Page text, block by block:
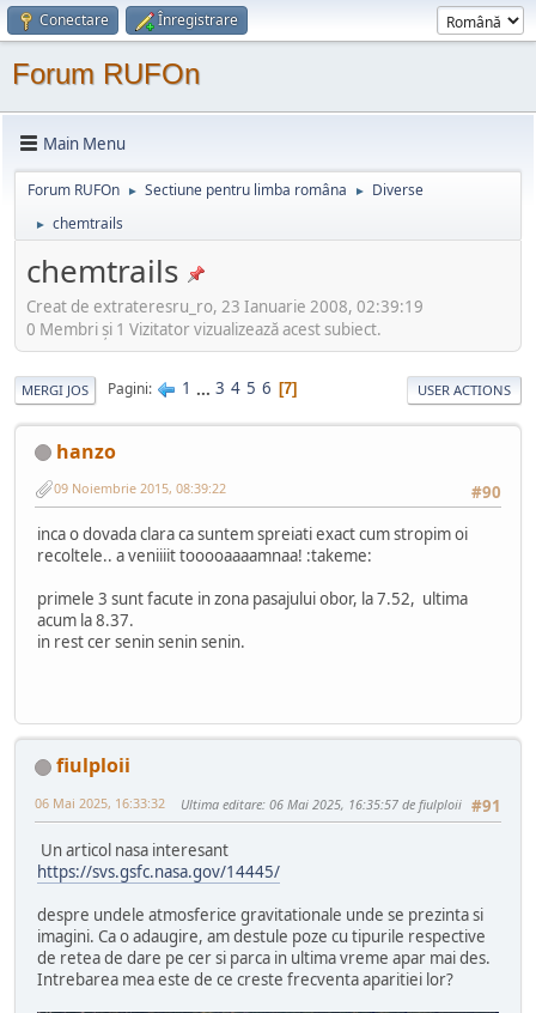
Conectare Înregistrare
Forum RUFOn
Main Menu
Forum RUFOn ► Sectiune pentru limba româna ► Diverse
► chemtrails
chemtrails
Creat de extrateresru_ro, 23 Ianuarie 2008, 02:39:19
0 Membri şi 1 Vizitator vizualizează acest subiect.
MERGI JOS Pagini 1 ... 3 4 5 6 7 USER ACTIONS
hanzo
#90
09 Noiembrie 2015, 08:39:22
inca o dovada clara ca suntem spreiati exact cum stropim oi
recoltele.. a veniiiit tooooaaaamnaa! :takeme:
primele 3 sunt facute in zona pasajului obor, la 7.52, ultima
acum la 8.37.
in rest cer senin senin senin.
fiulploii
#91
06 Mai 2025, 16:33:32 Ultima editare: 06 Mai 2025, 16:35:57 de fiulploii
Un articol nasa interesant
https://svs.gsfc.nasa.gov/14445/
despre undele atmosferice gravitationale unde se prezinta si
imagini. Ca o adaugire, am destule poze cu tipurile respective
de retea de dare pe cer si parca in ultima vreme apar mai des.
Intrebarea mea este de ce creste frecventa aparitiei lor?